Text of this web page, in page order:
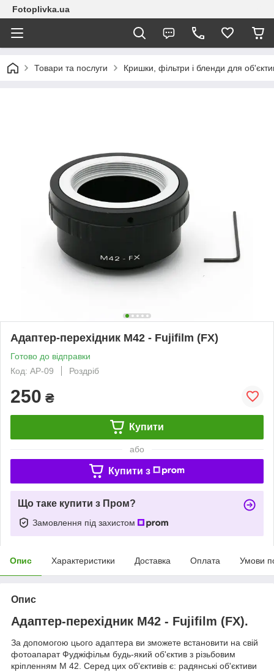
Fotoplivka.ua
Товари та послуги Кришки, фільтри і бленди для
Адаптер-перехідник М42 - Fujifilm (FX)
Готово до відправки
Код: AP-09
Роздріб
250 ₴
Купити
або
Купити з
Що таке купити з Пром?
Замовлення під захистом
Опис Характеристики Доставка Оплата Умови
Опис
Адаптер-перехідник М42 - Fujifilm (FX).
За допомогою цього адаптера ви зможете встановити на свій
фотоапарат Фуджіфільм будь-який об'єктив з різьбовим
кріпленням М 42. Серед цих об'єктивів є: радянські об'єктиви